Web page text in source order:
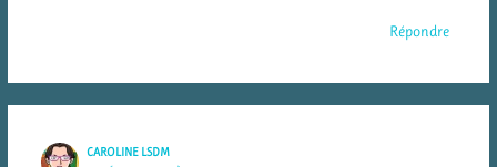
Répondre
CAROLINE LSDM